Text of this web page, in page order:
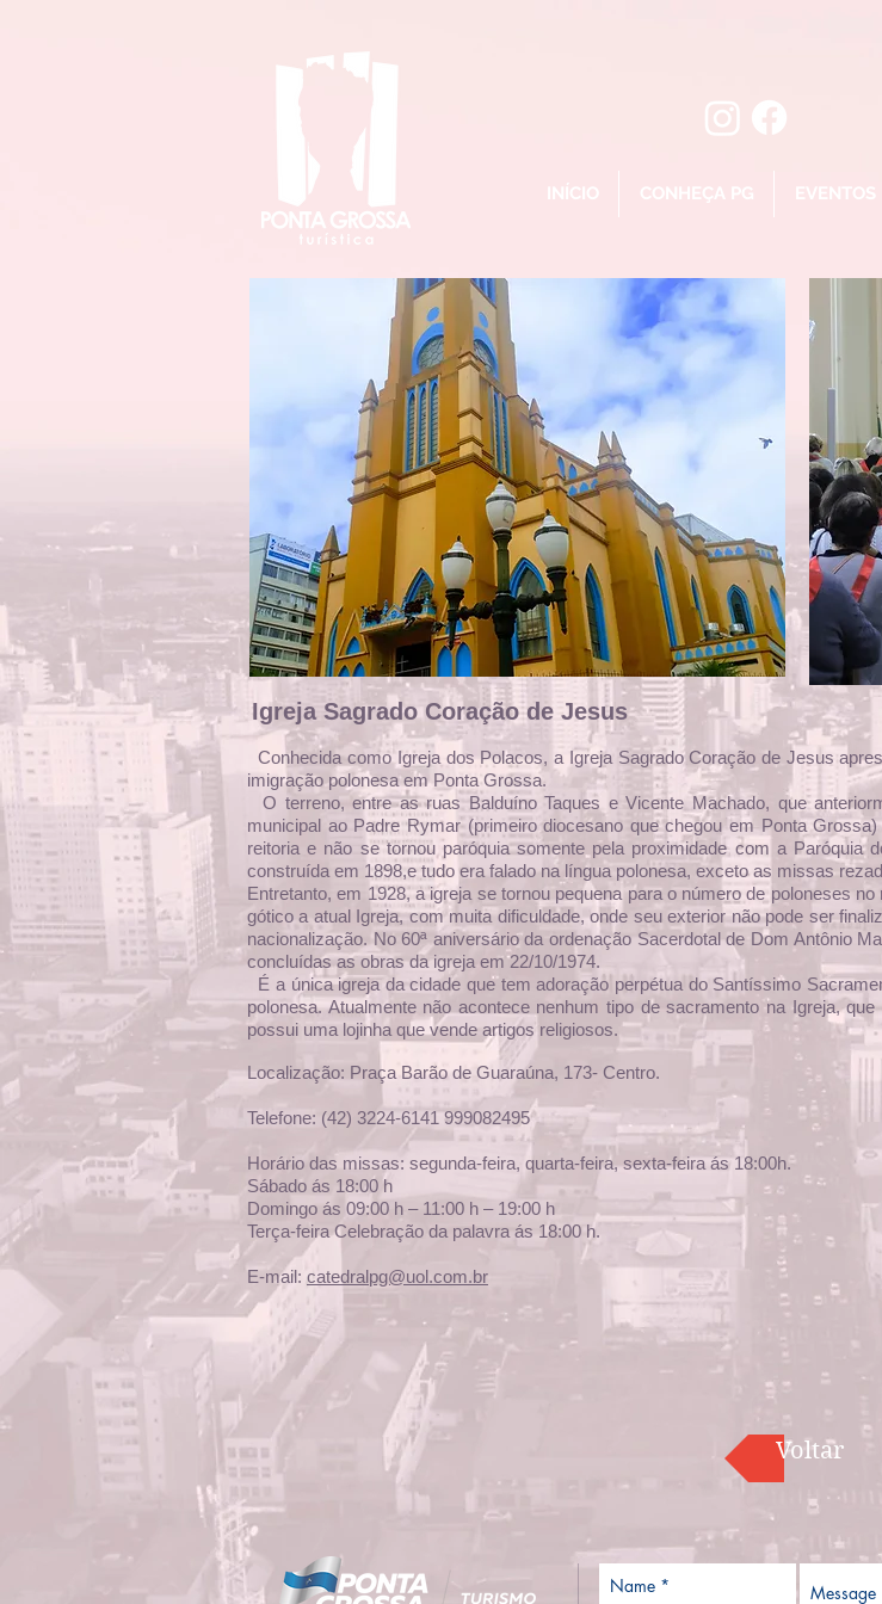
INÍCIO CONHEÇA PG EVENTOS
Igreja Sagrado Coração de Jesus
Conhecida como Igreja dos Polacos, a Igreja Sagrado Coração de Jesus
imigração polonesa em Ponta Grossa.
O terreno, entre as ruas Balduíno Taques e Vicente Machado, que
municipal ao Padre Rymar (primeiro diocesano que chegou em Ponta
reitoria e não se tornou paróquia somente pela proximidade com a
construída em 1898,e tudo era falado na língua polonesa, exceto as missas
Entretanto, em 1928, a igreja se tornou pequena para o número de poloneses
gótico a atual Igreja, com muita dificuldade, onde seu exterior não pode ser
nacionalização. No 60ª aniversário da ordenação Sacerdotal de Dom Antônio
concluídas as obras da igreja em 22/10/1974.
É a única igreja da cidade que tem adoração perpétua do Santíssimo
polonesa. Atualmente não acontece nenhum tipo de sacramento na Igreja,
possui uma lojinha que vende artigos religiosos.
Localização: Praça Barão de Guaraúna, 173- Centro.
Telefone: (42) 3224-6141 999082495
Horário das missas: segunda-feira, quarta-feira, sexta-feira ás 18:00h.
Sábado ás 18:00 h
Domingo ás 09:00 h – 11:00 h – 19:00 h
Terça-feira Celebração da palavra ás 18:00 h.
E-mail: catedralpg@uol.com.br
Voltar